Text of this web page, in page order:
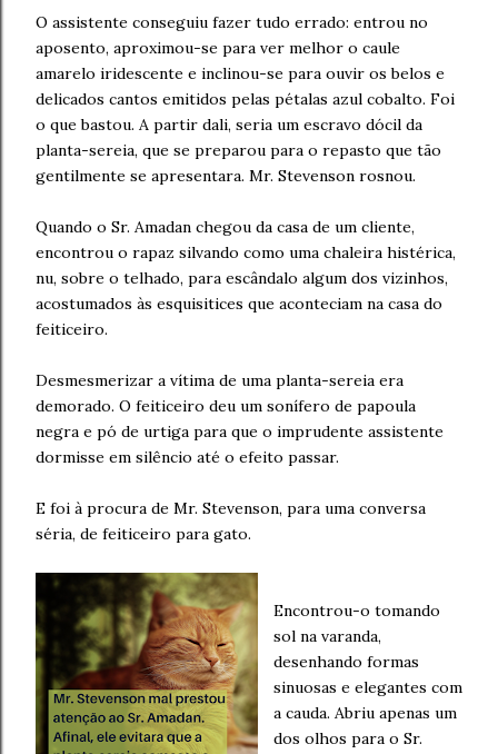
O assistente conseguiu fazer tudo errado: entrou no
aposento, aproximou-se para ver melhor o caule
amarelo iridescente e inclinou-se para ouvir os belos e
delicados cantos emitidos pelas pétalas azul cobalto. Foi
o que bastou. A partir dali, seria um escravo dócil da
planta-sereia, que se preparou para o repasto que tão
gentilmente se apresentara. Mr. Stevenson rosnou.
Quando o Sr. Amadan chegou da casa de um cliente,
encontrou o rapaz silvando como uma chaleira histérica,
nu, sobre o telhado, para escândalo algum dos vizinhos,
acostumados às esquisitices que aconteciam na casa do
feiticeiro.
Desmesmerizar a vítima de uma planta-sereia era
demorado. O feiticeiro deu um sonífero de papoula
negra e pó de urtiga para que o imprudente assistente
dormisse em silêncio até o efeito passar.
E foi à procura de Mr. Stevenson, para uma conversa
séria, de feiticeiro para gato.
Encontrou-o tomando
sol na varanda,
desenhando formas
sinuosas e elegantes com
a cauda. Abriu apenas um
dos olhos para o Sr.